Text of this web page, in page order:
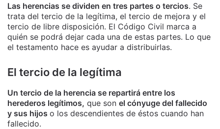
Las herencias se dividen en tres partes o tercios. Se
trata del tercio de la legítima, el tercio de mejora y el
tercio de libre disposición. El Código Civil marca a
quién se podrá dejar cada una de estas partes. Lo que
el testamento hace es ayudar a distribuirlas.
El tercio de la legítima
Un tercio de la herencia se repartirá entre los
herederos legítimos, que son el cónyuge del fallecido
y sus hijos o los descendientes de éstos cuando han
fallecido.